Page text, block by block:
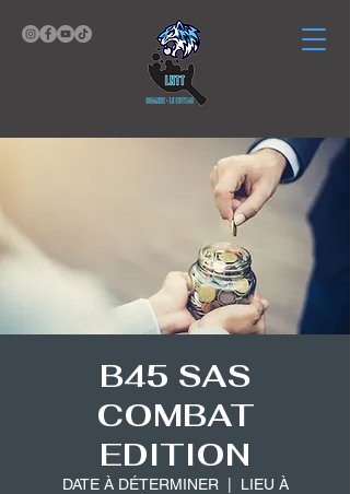
B45 SAS
COMBAT
EDITION
DATE À DÉTERMINER
  |
LIEU À